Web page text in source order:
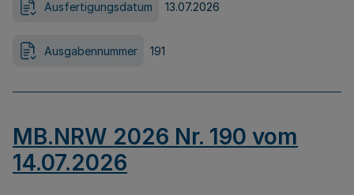
Ausfertigungsdatum 13.07.2026
Ausgabennummer 191
MB.NRW 2026 Nr. 190 vom
14.07.2026